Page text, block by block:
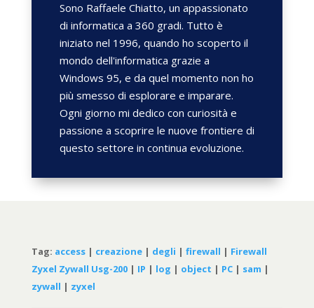
Sono Raffaele Chiatto, un appassionato
di informatica a 360 gradi. Tutto è
iniziato nel 1996, quando ho scoperto il
mondo dell'informatica grazie a
Windows 95, e da quel momento non ho
più smesso di esplorare e imparare.
Ogni giorno mi dedico con curiosità e
passione a scoprire le nuove frontiere di
questo settore in continua evoluzione.
Tag: access| creazione| degli | firewall | Firewall
Zyxel Zywall Usg-200| IP | log | object | PC| sam |
zywall | zyxel